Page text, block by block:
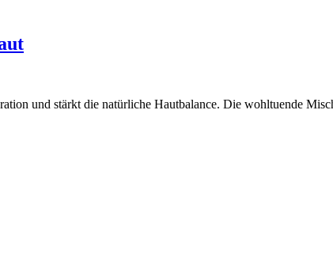
und stärkt die natürliche Hautbalance. Die wohltuende